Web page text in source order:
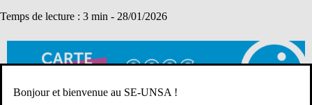
Temps de lecture : 3 min - 28/01/2026
Bonjour et bienvenue au SE-UNSA !